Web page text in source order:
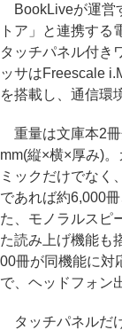
BookLiveが運営
トア」と連携する
タッチパネル付き
ッサはFreescale
を搭載し、通信環
重量は文庫本2冊
mm(縦×横×厚み)
ミックだけでなく
であれば約6,000
た、モノラルスピ
た読み上げ機能も
00冊が同機能に対
で、ヘッドフォン
タッチパネルだ